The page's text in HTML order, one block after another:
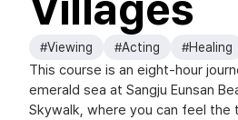
#Viewing #Acting #Healing
This course is an eight-hour
emerald sea at Sangju Eunsan
Skywalk, where you can feel